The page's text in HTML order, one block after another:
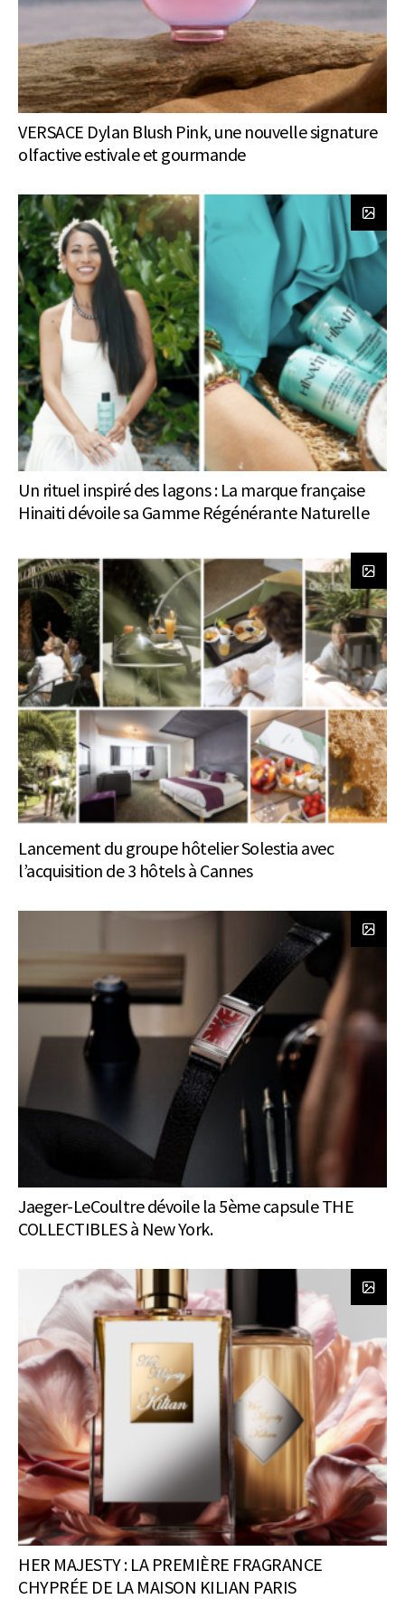
VERSACE Dylan Blush Pink, une nouvelle signature
olfactive estivale et gourmande
Un rituel inspiré des lagons : La marque française
Hinaiti dévoile sa Gamme Régénérante Naturelle
Lancement du groupe hôtelier Solestia avec
l’acquisition de 3 hôtels à Cannes
Jaeger-LeCoultre dévoile la 5ème capsule THE
COLLECTIBLES à New York.
HER MAJESTY : LA PREMIÈRE FRAGRANCE
CHYPRÉE DE LA MAISON KILIAN PARIS